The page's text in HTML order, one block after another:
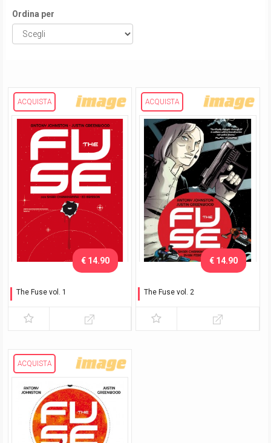
Ordina per
ACQUISTA
The Fuse vol. 1
€ 14.90
ACQUISTA
The Fuse vol. 2
€ 14.90
ACQUISTA